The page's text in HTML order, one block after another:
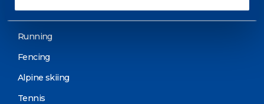
Running
Fencing
Alpine skiing
Tennis